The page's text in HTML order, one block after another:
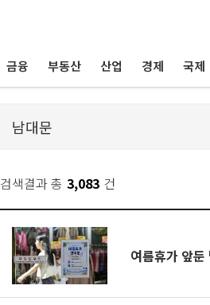
금융 부동산 산업 경제 국제
검색결과 총 3,083 건
여름휴가 앞